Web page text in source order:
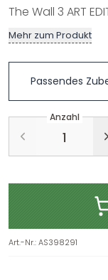
The Wall 3 ART
Mehr zum Produkt
Passendes
Anzahl
Art.-Nr.:AS398291